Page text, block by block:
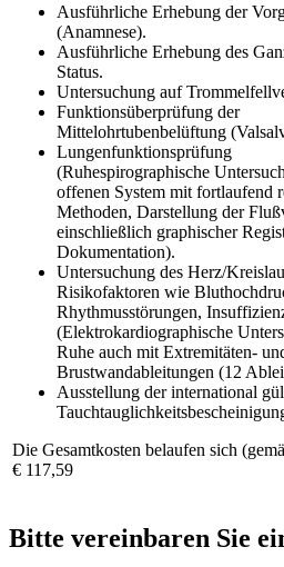
Ausführliche Erhebung der
(Anamnese).
Ausführliche Erhebung des
Status.
Untersuchung auf
Funktionsüberprüfung der
Mittelohrtubenbelüftung
Lungenfunktionsprüfung
(Ruhespirographische
offenen System mit fortlaufend
Methoden, Darstellung der
einschließlich graphischer
Dokumentation).
Untersuchung des Herz/
Risikofaktoren wie
Rhythmusstörungen,
(Elektrokardiographische
Ruhe auch mit Extremitäten-
Brustwandableitungen (12
Ausstellung der international
Die Gesamtkosten belaufen sich
€ 117,59
Bitte vereinbaren Sie